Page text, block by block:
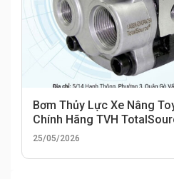
Bơm Thủy Lực Xe Nâng
Chính Hãng TVH
25/05/2026